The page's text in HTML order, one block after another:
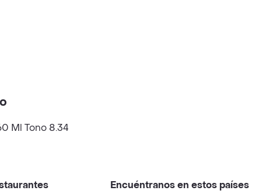
Ml Tono 8.34
Encuéntranos en estos países